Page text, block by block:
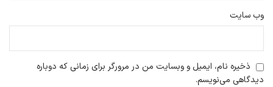
وب‌ سایت
ذخیره نام، ایمیل و وبسایت من در مرورگر برای زمانی که دوباره
دیدگاهی می‌نویسم.